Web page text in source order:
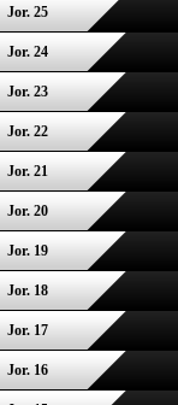
Jor. 25
Jor. 24
Jor. 23
Jor. 22
Jor. 21
Jor. 20
Jor. 19
Jor. 18
Jor. 17
Jor. 16